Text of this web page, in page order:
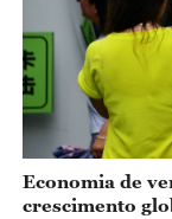
Economia de
crescimento